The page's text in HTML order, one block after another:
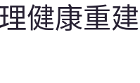
健康重